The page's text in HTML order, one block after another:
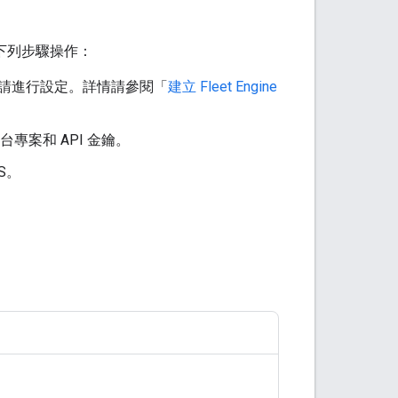
步驟操作：
進行設定。詳情請參閱「建立 Fleet Engine
專案和 API 金鑰。